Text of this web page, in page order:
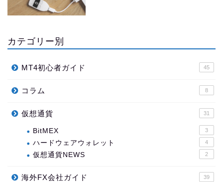
カテゴリー別
MT4初心者ガイド 45
コラム 8
仮想通貨 31
BitMEX 3
ハードウェアウォレット 4
仮想通貨NEWS 2
海外FX会社ガイド 39